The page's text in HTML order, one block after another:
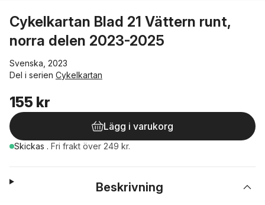
Cykelkartan Blad 21 Vättern runt,
norra delen 2023-2025
Svenska, 2023
Del i serien Cykelkartan
155 kr
Lägg i varukorg
Skickas . Fri frakt över 249 kr.
Beskrivning